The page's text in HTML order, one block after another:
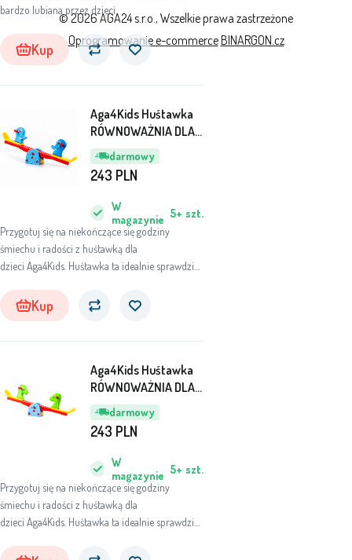
bardzo lubiana przez dzieci.
Kup
darmowy
Aga4Kids Huśtawka
RÓWNOWAŻNIA DLA
DZIECI Słoń
Przygotuj się na niekończące się godziny
śmiechu i radości z huśtawką dla
dzieci Aga4Kids. Huśtawka ta idealnie sprawdzi
pokoju zabaw, gdzie dzieci będą mogły
bezpiecznie huśtać się i czerpać radość z ruchu.
W
magazynie 5+ szt.
243 PLN
Kup
darmowy
Aga4Kids Huśtawka
RÓWNOWAŻNIA DLA
DZIECI Konik
Przygotuj się na niekończące się godziny
śmiechu i radości z huśtawką dla
dzieci Aga4Kids. Huśtawka ta idealnie sprawdzi
pokoju zabaw, gdzie dzieci będą mogły
W
magazynie 5+ szt.
243 PLN
© 2026 AGA24 s.r.o., Wszelkie prawa zastrzeżone
Oprogramowanie e-commerceBINARGON.cz